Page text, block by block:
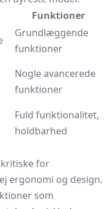
Funktioner
Grundlæggende
funktioner
Nogle avancerede
funktioner
Fuld funktionalitet,
holdbarhed
for
ergonomi og design.
som